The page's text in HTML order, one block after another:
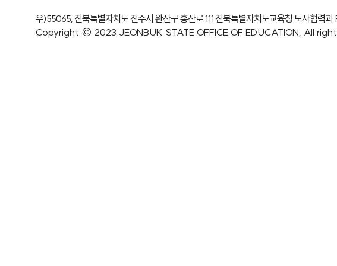
우)55065, 전북특별자치도 전주시 완산구 홍산로 111전북특별자치도교육청 노사협력과
Copyright © 2023 JEONBUK STATE OFFICE OF EDUCATION, All